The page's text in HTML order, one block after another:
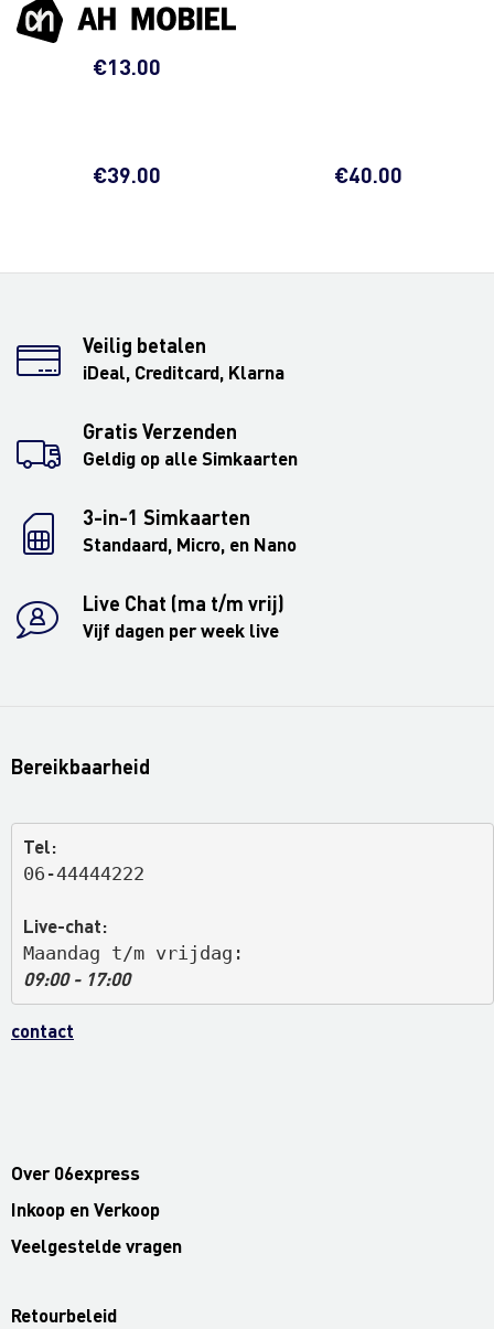
€13.00
€39.00 €40.00
Veilig betalen
iDeal, Creditcard, Klarna
Gratis Verzenden
Geldig op alle Simkaarten
3-in-1 Simkaarten
Standaard, Micro, en Nano
Live Chat (ma t/m vrij)
Vijf dagen per week live
Bereikbaarheid
Tel:
06-44444222
Live-chat:
Maandag t/m vrijdag:
09:00 - 17:00
contact
Over 06express
Inkoop en Verkoop
Veelgestelde vragen
Retourbeleid